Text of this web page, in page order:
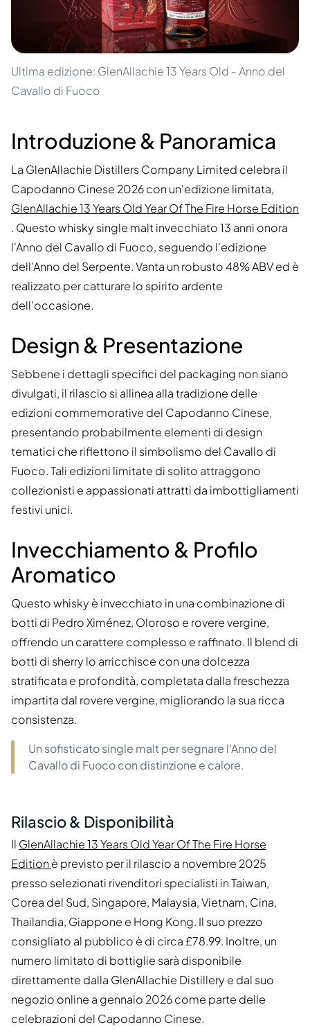
Ultima edizione: GlenAllachie 13 Years Old - Anno del
Cavallo di Fuoco
Introduzione & Panoramica
La GlenAllachie Distillers Company Limited celebra il
Capodanno Cinese 2026 con un'edizione limitata,
GlenAllachie 13 Years Old Year Of The Fire Horse Edition
. Questo whisky single malt invecchiato 13 anni onora
l'Anno del Cavallo di Fuoco, seguendo l'edizione
dell'Anno del Serpente. Vanta un robusto 48% ABV ed è
realizzato per catturare lo spirito ardente
dell'occasione.
Design & Presentazione
Sebbene i dettagli specifici del packaging non siano
divulgati, il rilascio si allinea alla tradizione delle
edizioni commemorative del Capodanno Cinese,
presentando probabilmente elementi di design
tematici che riflettono il simbolismo del Cavallo di
Fuoco. Tali edizioni limitate di solito attraggono
collezionisti e appassionati attratti da imbottigliamenti
festivi unici.
Invecchiamento & Profilo
Aromatico
Questo whisky è invecchiato in una combinazione di
botti di Pedro Ximénez, Oloroso e rovere vergine,
offrendo un carattere complesso e raffinato. Il blend di
botti di sherry lo arricchisce con una dolcezza
stratificata e profondità, completata dalla freschezza
impartita dal rovere vergine, migliorando la sua ricca
consistenza.
Un sofisticato single malt per segnare l'Anno del
Cavallo di Fuoco con distinzione e calore.
Rilascio & Disponibilità
Il GlenAllachie 13 Years Old Year Of The Fire Horse
Edition è previsto per il rilascio a novembre 2025
presso selezionati rivenditori specialisti in Taiwan,
Corea del Sud, Singapore, Malaysia, Vietnam, Cina,
Thailandia, Giappone e Hong Kong. Il suo prezzo
consigliato al pubblico è di circa £78.99. Inoltre, un
numero limitato di bottiglie sarà disponibile
direttamente dalla GlenAllachie Distillery e dal suo
negozio online a gennaio 2026 come parte delle
celebrazioni del Capodanno Cinese.